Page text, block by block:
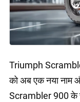
Triumph
को अब एक नया नाम
Scrambler 900 के